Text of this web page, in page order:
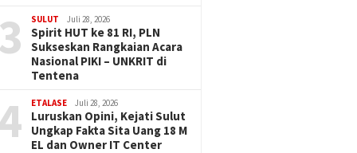
SULUT Juli 28, 2026
Spirit HUT ke 81 RI, PLN
Sukseskan Rangkaian Acara
Nasional PIKI – UNKRIT di
Tentena
ETALASE Juli 28, 2026
Luruskan Opini, Kejati Sulut
Ungkap Fakta Sita Uang 18 M
EL dan Owner IT Center